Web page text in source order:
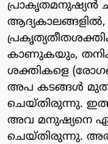
പ്രാകൃതമനുഷ്യന്‍
കാണുകയും,
ശക്തികളെ
അപ കടങ്ങള്‍
ചെയ്തിരുന്നു.
അവ മനുഷ്യനെ
ചെയ്തിരുന്നു.